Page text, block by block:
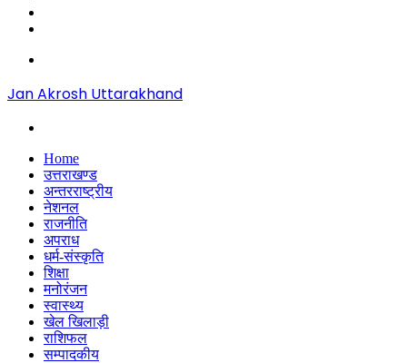
Jan Akrosh Uttarakhand
Home
उत्तराखण्ड
अन्तरराष्ट्रीय
नेशनल
राजनीति
अपराध
धर्म-संस्कृति
शिक्षा
मनोरंजन
स्वास्थ्य
खेल खिलाड़ी
राशिफल
सम्पादकीय